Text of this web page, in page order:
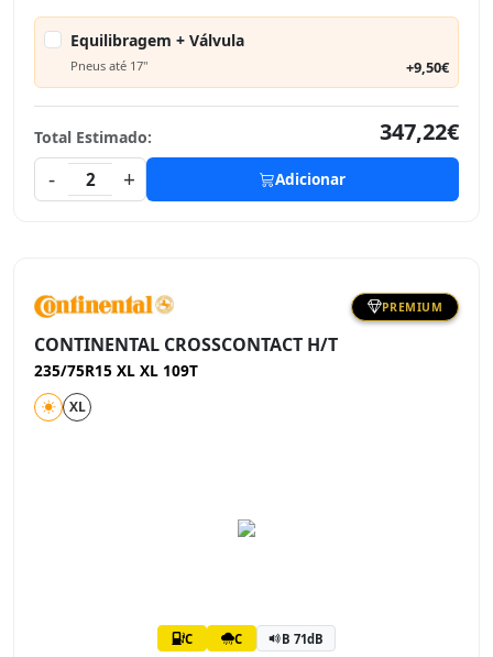
Equilibragem + Válvula
Pneus até 17" +9,50€
Total Estimado:
347,22€
-
2 + Adicionar
PREMIUM
CONTINENTAL CROSSCONTACT H/T
235/75R15 XL XL 109T
XL
C C B 71dB